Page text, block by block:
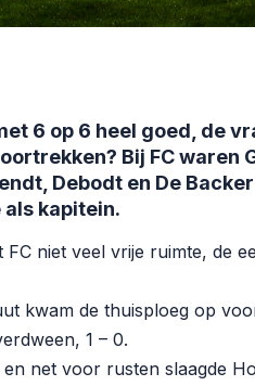
6 op 6 heel goed, de
Bij FC waren
Debodt en De
kapitein.
niet veel vrije ruimte, de
kwam de thuisploeg op
1 – 0.
net voor rusten slaagde